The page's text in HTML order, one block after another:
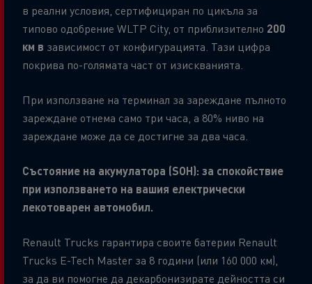
в реални условия, сертифициран по цикъла за
типово одобрение WLTP City, от приблизително 200
км в зависимост от конфигурацията. Тази цифра
покрива по-голямата част от изискванията.
При използване на терминал за зареждане пълното
зареждане отнема само три часа, а 80% ниво на
зареждане може да се достигне за два часа.
Състояние на акумулатора (SOH): за спокойствие
при използването на вашия електрически
лекотоварен автомобил.
Renault Trucks гарантира своите батерии Renault
Trucks E-Tech Master за 8 години (или 160 000 км),
за да ви помогне да декарбонизирате дейността си